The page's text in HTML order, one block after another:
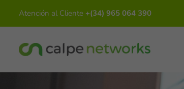
Atención al Cliente +(34) 965 064 390